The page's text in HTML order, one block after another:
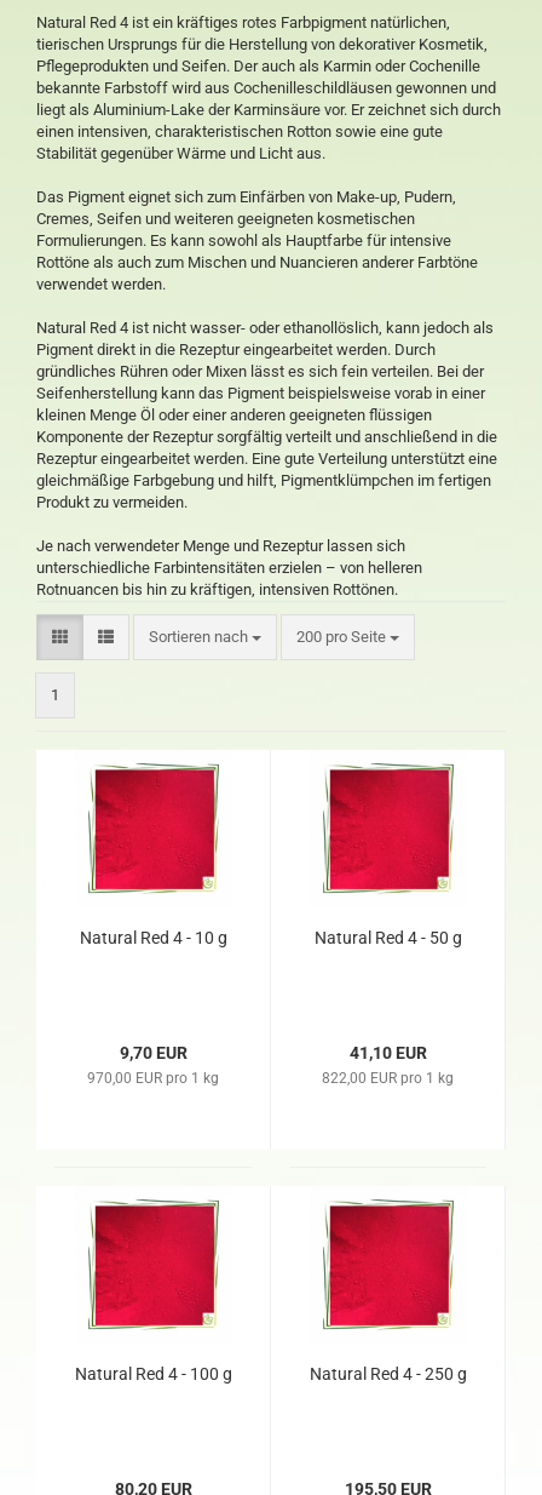
Natural Red 4 ist ein kräftiges rotes Farbpigment natürlichen,
tierischen Ursprungs für die Herstellung von dekorativer Kosmetik,
Pflegeprodukten und Seifen. Der auch als Karmin oder Cochenille
bekannte Farbstoff wird aus Cochenilleschildläusen gewonnen und
liegt als Aluminium-Lake der Karminsäure vor. Er zeichnet sich durch
einen intensiven, charakteristischen Rotton sowie eine gute
Stabilität gegenüber Wärme und Licht aus.
Das Pigment eignet sich zum Einfärben von Make-up, Pudern,
Cremes, Seifen und weiteren geeigneten kosmetischen
Formulierungen. Es kann sowohl als Hauptfarbe für intensive
Rottöne als auch zum Mischen und Nuancieren anderer Farbtöne
verwendet werden.
Natural Red 4 ist nicht wasser- oder ethanollöslich, kann jedoch als
Pigment direkt in die Rezeptur eingearbeitet werden. Durch
gründliches Rühren oder Mixen lässt es sich fein verteilen. Bei der
Seifenherstellung kann das Pigment beispielsweise vorab in einer
kleinen Menge Öl oder einer anderen geeigneten flüssigen
Komponente der Rezeptur sorgfältig verteilt und anschließend in die
Rezeptur eingearbeitet werden. Eine gute Verteilung unterstützt eine
gleichmäßige Farbgebung und hilft, Pigmentklümpchen im fertigen
Produkt zu vermeiden.
Je nach verwendeter Menge und Rezeptur lassen sich
unterschiedliche Farbintensitäten erzielen – von helleren
Rotnuancen bis hin zu kräftigen, intensiven Rottönen.
Sortieren nach 200 pro Seite
1
Natural Red 4 - 10 g
9,70 EUR
970,00 EUR pro 1 kg
Natural Red 4 - 50 g
41,10 EUR
822,00 EUR pro 1 kg
Natural Red 4 - 100 g
80,20 EUR
Natural Red 4 - 250 g
195,50 EUR